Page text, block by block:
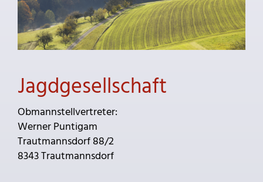
Jagdgesellschaft
Obmannstellvertreter:
Werner Puntigam
Trautmannsdorf 88/2
8343 Trautmannsdorf